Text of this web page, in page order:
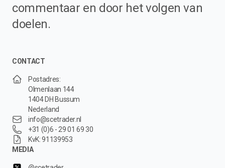
commentaar en door het volgen van
doelen.
CONTACT
Postadres:
Olmenlaan 144
1404 DH Bussum
Nederland
info@scetrader.nl
+31 (0)6 - 29 01 69 30
KvK: 91139953
MEDIA